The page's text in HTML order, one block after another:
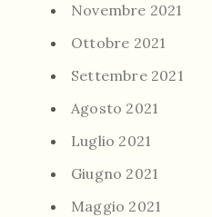
Novembre 2021
Ottobre 2021
Settembre 2021
Agosto 2021
Luglio 2021
Giugno 2021
Maggio 2021